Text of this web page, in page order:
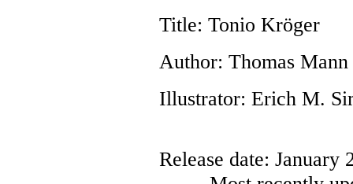
Title: Tonio Kröger
Author: Thomas Mann
Illustrator: Erich M.
Release date: January